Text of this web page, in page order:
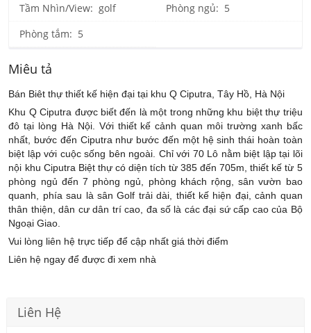
Tầm Nhìn/View: golf
Phòng ngủ: 5
Phòng tắm: 5
Miêu tả
Bán Biêt thự thiết kế hiện đại tại khu Q Ciputra, Tây Hồ, Hà Nội
Khu Q Ciputra được biết đến là một trong những khu biệt thự triệu
đô tại lòng Hà Nội. Với thiết kế cảnh quan môi trường xanh bấc
nhất, bước đến Ciputra như bước đến một hệ sinh thái hoàn toàn
biệt lập với cuộc sống bên ngoài. Chỉ với 70 Lô nằm biệt lập tại lõi
nội khu Ciputra Biệt thự có diện tích từ 385 đến 705m, thiết kế từ 5
phòng ngủ đến 7 phòng ngủ, phòng khách rộng, sân vườn bao
quanh, phía sau là sân Golf trải dài, thiết kế hiện đại, cảnh quan
thân thiện, dân cư dân trí cao, đa số là các đại sứ cấp cao của Bộ
Ngoại Giao.
Vui lòng liên hệ trực tiếp để cập nhất giá thời điểm
Liên hệ ngay để được đi xem nhà
Liên Hệ